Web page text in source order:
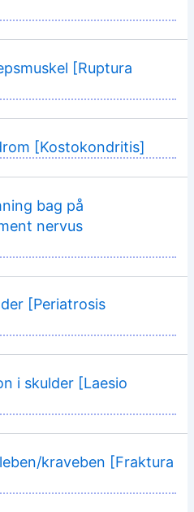
[Ruptura
[Kostokondritis]
bag på
nervus
[Periatrosis
i skulder [Laesio
kraveben [Fraktura